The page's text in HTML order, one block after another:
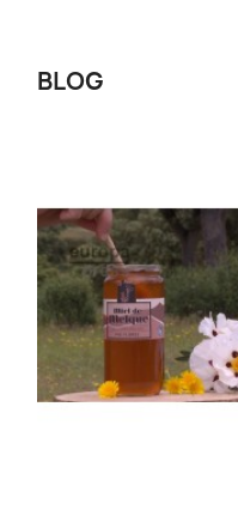
BLOG